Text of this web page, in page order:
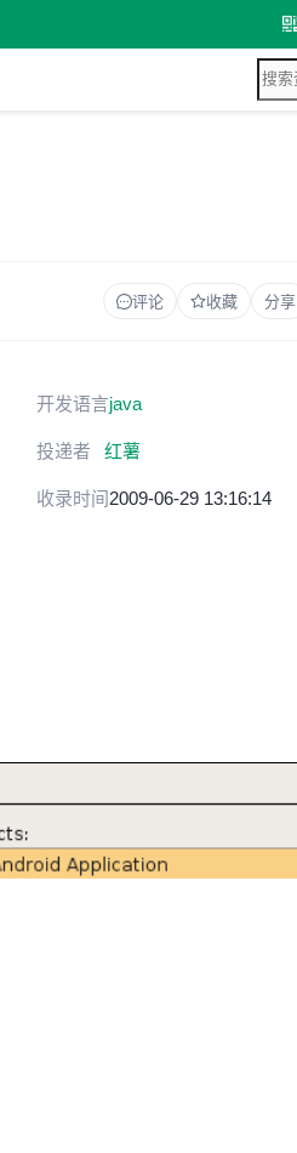
评论 收藏 分享
开发语言java
投递者 红薯
收录时间2009-06-29 13:16:14